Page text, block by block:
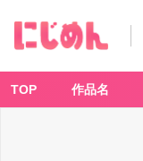
TOP 作品名